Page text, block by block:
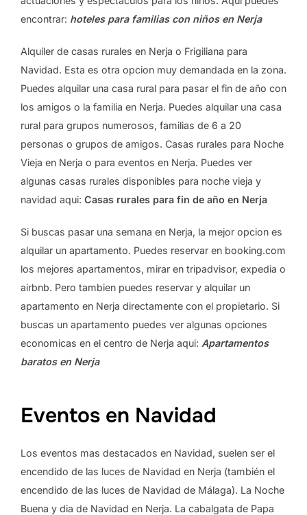
encontrar: hoteles para familias con niños en Nerja
Alquiler de casas rurales en Nerja o Frigiliana para
Navidad. Esta es otra opcion muy demandada en la zona.
Puedes alquilar una casa rural para pasar el fin de año con
los amigos o la familia en Nerja. Puedes alquilar una casa
rural para grupos numerosos, familias de 6 a 20
personas o grupos de amigos. Casas rurales para Noche
Vieja en Nerja o para eventos en Nerja. Puedes ver
algunas casas rurales disponibles para noche vieja y
navidad aqui: Casas rurales para fin de año en Nerja
Si buscas pasar una semana en Nerja, la mejor opcion es
alquilar un apartamento. Puedes reservar en booking.com
los mejores apartamentos, mirar en tripadvisor, expedia o
airbnb. Pero tambien puedes reservar y alquilar un
apartamento en Nerja directamente con el propietario. Si
buscas un apartamento puedes ver algunas opciones
economicas en el centro de Nerja aqui: Apartamentos
baratos en Nerja
Eventos en Navidad
Los eventos mas destacados en Navidad, suelen ser el
encendido de las luces de Navidad en Nerja (también el
encendido de las luces de Navidad de Málaga). La Noche
Buena y dia de Navidad en Nerja. La cabalgata de Papa